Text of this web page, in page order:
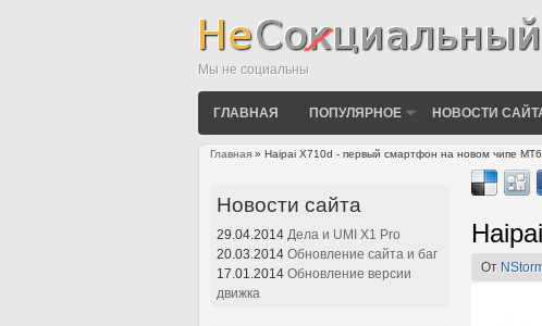
Мы не социальны
ГЛАВНАЯ ПОПУЛЯРНОЕ НОВОСТИ
Главная » Haipai X710d - первый смартфон на новом чипе
От
Новости сайта
29.04.2014 Дела и UMI X1 Pro
20.03.2014 Обновление сайта и баг
17.01.2014 Обновление версии
движка